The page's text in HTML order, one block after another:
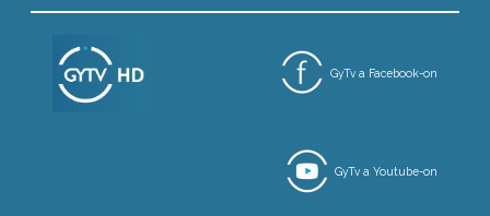
GyTv a Facebook-on
GyTv a Youtube-on